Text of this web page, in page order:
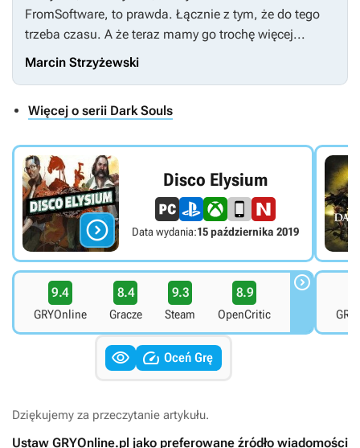
FromSoftware, to prawda. Łącznie z tym, że do tego
trzeba czasu. A że teraz mamy go trochę więcej...
Marcin Strzyżewski
Więcej o serii Dark Souls

Disco Elysium
Data wydania:15 października 2019
9.4
GRYOnline
8.4
Gracze
9.3
Steam
8.9
OpenCritic

  Oceń Grę
Dziękujemy za przeczytanie artykułu.
Ustaw GRYOnline.pl jako preferowane źródło wiadomości